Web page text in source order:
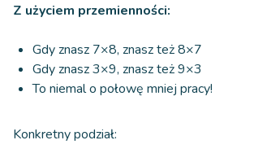
Z użyciem przemienności:
Gdy znasz 7×8, znasz też 8×7
Gdy znasz 3×9, znasz też 9×3
To niemal o połowę mniej pracy!
Konkretny podział: